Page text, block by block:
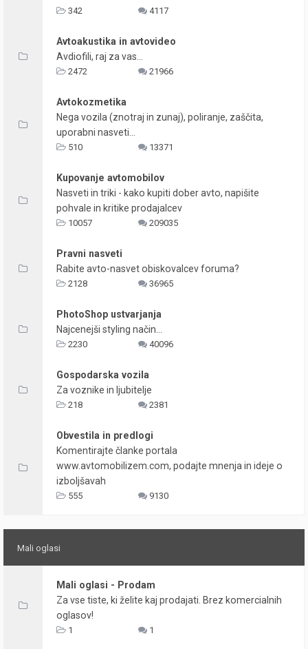
342 4117
Avtoakustika in avtovideo
Avdiofili, raj za vas...
2472 21966
Avtokozmetika
Nega vozila (znotraj in zunaj), poliranje, zaščita,
uporabni nasveti...
510 13371
Kupovanje avtomobilov
Nasveti in triki - kako kupiti dober avto, napišite
pohvale in kritike prodajalcev
10057 209035
Pravni nasveti
Rabite avto-nasvet obiskovalcev foruma?
2128 36965
PhotoShop ustvarjanja
Najcenejši styling način...
2230 40096
Gospodarska vozila
Za voznike in ljubitelje
218 2381
Obvestila in predlogi
Komentirajte članke portala
www.avtomobilizem.com, podajte mnenja in ideje o
izboljšavah
555 9130
Mali oglasi
Mali oglasi - Prodam
Za vse tiste, ki želite kaj prodajati. Brez komercialnih
oglasov!
1 1